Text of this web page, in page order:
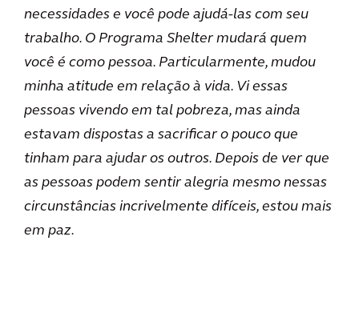
necessidades e você pode ajudá-las com seu
trabalho. O Programa Shelter mudará quem
você é como pessoa. Particularmente, mudou
minha atitude em relação à vida. Vi essas
pessoas vivendo em tal pobreza, mas ainda
estavam dispostas a sacrificar o pouco que
tinham para ajudar os outros. Depois de ver que
as pessoas podem sentir alegria mesmo nessas
circunstâncias incrivelmente difíceis, estou mais
em paz.